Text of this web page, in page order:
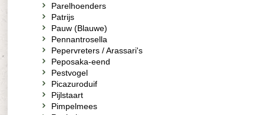
Parelhoenders
Patrijs
Pauw (Blauwe)
Pennantrosella
Pepervreters / Arassari's
Peposaka-eend
Pestvogel
Picazuroduif
Pijlstaart
Pimpelmees